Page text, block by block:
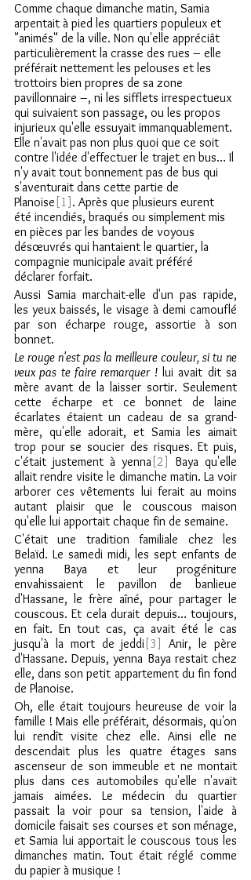
Comme chaque dimanche matin, Samia
arpentait à pied les quartiers populeux et
"animés" de la ville. Non qu'elle appréciât
particulièrement la crasse des rues – elle
préférait nettement les pelouses et les
trottoirs bien propres de sa zone
pavillonnaire –, ni les sifflets irrespectueux
qui suivaient son passage, ou les propos
injurieux qu'elle essuyait immanquablement.
Elle n'avait pas non plus quoi que ce soit
contre l'idée d'effectuer le trajet en bus… Il
n'y avait tout bonnement pas de bus qui
s'aventurait dans cette partie de
Planoise [1] . Après que plusieurs eurent
été incendiés, braqués ou simplement mis
en pièces par les bandes de voyous
désœuvrés qui hantaient le quartier, la
compagnie municipale avait préféré
déclarer forfait.
Aussi Samia marchait-elle d'un pas rapide,
les yeux baissés, le visage à demi camouflé
par son écharpe rouge, assortie à son
bonnet.
Le rouge n'est pas la meilleure couleur, si tu ne
veux pas te faire remarquer ! lui avait dit sa
mère avant de la laisser sortir. Seulement
cette écharpe et ce bonnet de laine
écarlates étaient un cadeau de sa grand-
mère, qu'elle adorait, et Samia les aimait
trop pour se soucier des risques. Et puis,
c'était justement à yenna [2]
Baya qu'elle
allait rendre visite le dimanche matin. La voir
arborer ces vêtements lui ferait au moins
autant plaisir que le couscous maison
qu'elle lui apportait chaque fin de semaine.
C'était une tradition familiale chez les
Belaïd. Le samedi midi, les sept enfants de
yenna Baya et leur progéniture
envahissaient le pavillon de banlieue
d'Hassane, le frère aîné, pour partager le
couscous. Et cela durait depuis… toujours,
en fait. En tout cas, ça avait été le cas
jusqu'à la mort de jeddi [3]
Anir, le père
d'Hassane. Depuis, yenna Baya restait chez
elle, dans son petit appartement du fin fond
de Planoise.
Oh, elle était toujours heureuse de voir la
famille ! Mais elle préférait, désormais, qu'on
lui rendît visite chez elle. Ainsi elle ne
descendait plus les quatre étages sans
ascenseur de son immeuble et ne montait
plus dans ces automobiles qu'elle n'avait
jamais aimées. Le médecin du quartier
passait la voir pour sa tension, l'aide à
domicile faisait ses courses et son ménage,
et Samia lui apportait le couscous tous les
dimanches matin. Tout était réglé comme
du papier à musique !